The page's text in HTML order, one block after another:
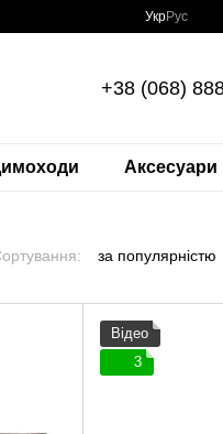
УкрРус
+38 (068)
Аксесуари
за популярністю
Відео
3